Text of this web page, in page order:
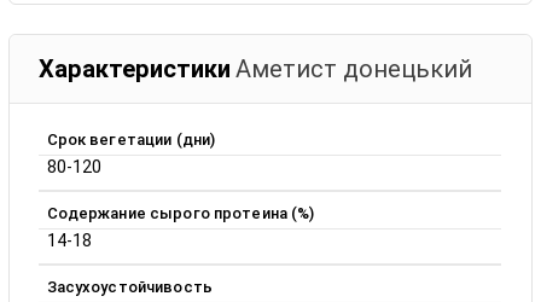
Характеристики Аметист донецький
Срок вегетации (дни)
80-120
Содержание сырого протеина (%)
14-18
Засухоустойчивость